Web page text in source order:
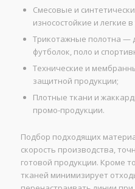
Смесовые и
износостойкие и легкие
Трикотажные полотна —
футболок, поло и
Технические и
защитной продукции;
Плотные ткани и
промо-продукции.
Подбор подходящих
скорость производства,
готовой продукции. Кроме
тканей минимизирует